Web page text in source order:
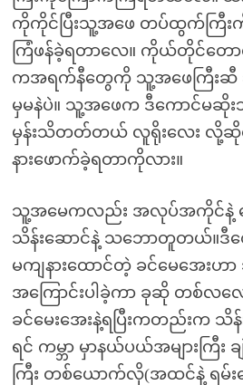
ကိုကိုင်ပြီးသူ့အဖေ တပ်ထွက်ကြီးကို
ကြံဖန်ခဲ့ရတာလေ။ ကိုယ်တိုင်တေ
ကအရက်နီတွေကို သူ့အဖေကြီး
မှမနဲပဲ။ သူ့အဖေက ဒီကောင်မဆိုး
မှန်းသိတတ်တယ် လူရိုးလေး လို့ဆို
နားဖောက်ခဲ့ရတာကိုလား။
သူ့အမေကလည်း အလုပ်အကိုင်နဲ့ ခြေ
သိန်းဆောင်နဲ့ သဘောတူတယ်။ဒီတ
မကျနားထောင်တဲ့ ခင်မေအေးဟာ
အကြောင်းပါခဲ့ကာ ခုဆို တစ်လလေ
ခင်မေးအေးနဲ့ရပြီးကတည်းက သိ
ရင် ကမ္ဘာ မှာနယ်ပယ်အများကြီ
ကြီး တစ်ယောက်လို(အထင်နဲ့ ရမ်း